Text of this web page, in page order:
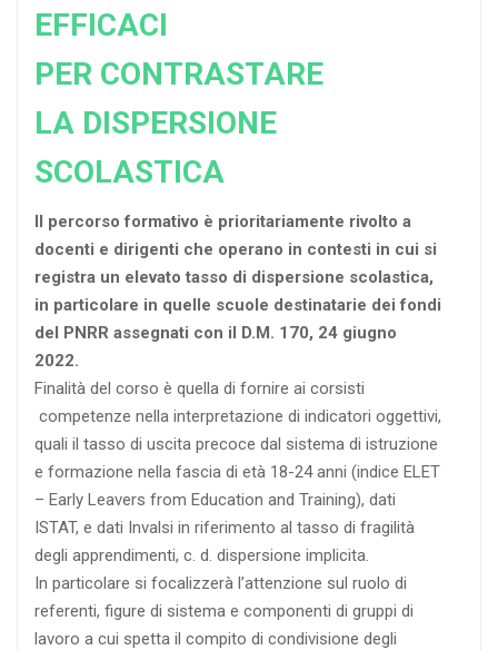
EFFICACI
PER CONTRASTARE
LA DISPERSIONE
SCOLASTICA
Il percorso formativo è prioritariamente rivolto a
docenti e dirigenti che operano in contesti in cui si
registra un elevato tasso di dispersione scolastica,
in particolare in quelle scuole destinatarie dei fondi
del PNRR assegnati con il D.M. 170, 24 giugno
2022.
Finalità del corso è quella di fornire ai corsisti
competenze nella interpretazione di indicatori oggettivi,
quali il tasso di uscita precoce dal sistema di istruzione
e formazione nella fascia di età 18-24 anni (indice ELET
– Early Leavers from Education and Training), dati
ISTAT, e dati Invalsi in riferimento al tasso di fragilità
degli apprendimenti, c. d. dispersione implicita.
In particolare si focalizzerà l’attenzione sul ruolo di
referenti, figure di sistema e componenti di gruppi di
lavoro a cui spetta il compito di condivisione degli